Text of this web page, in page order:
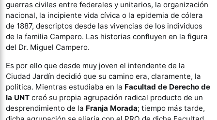
guerras civiles entre federales y unitarios, la organización
nacional, la incipiente vida cívica o la epidemia de cólera
de 1887, descriptos desde las vivencias de los individuos
de la familia Campero. Las historias confluyen en la figura
del Dr. Miguel Campero.
Es por ello que desde muy joven el intendente de la
Ciudad Jardín decidió que su camino era, claramente, la
política. Mientras estudiaba en la Facultad de Derecho de
la UNT creó su propia agrupación radical producto de un
desprendimiento de la Franja Morada; tiempo más tarde,